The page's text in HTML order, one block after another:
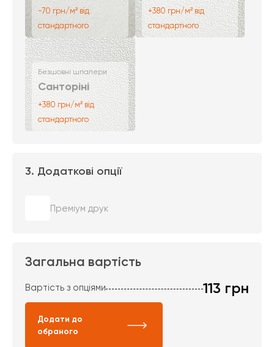
-70 грн/м² від
стандартного
+380 грн/м² від
стандартного
Безшовні шпалери
Санторіні
+380 грн/м² від
стандартного
3. Додаткові опції
Преміум друк
Загальна вартість
Вартість з опціями 113 грн
Додати до
обраного